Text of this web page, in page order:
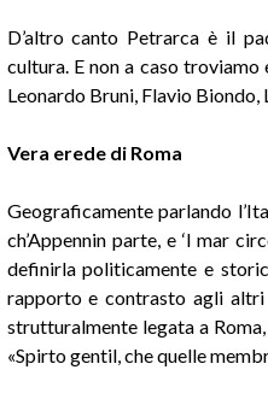
D’altro canto Petrarca è il
cultura. E non a caso
Leonardo Bruni, Flavio
Vera erede di Roma
Geograficamente parlando
ch’Appennin parte, e ‘l mar
definirla politicamente e
rapporto e contrasto agli altri
strutturalmente legata a
«Spirto gentil, che quelle